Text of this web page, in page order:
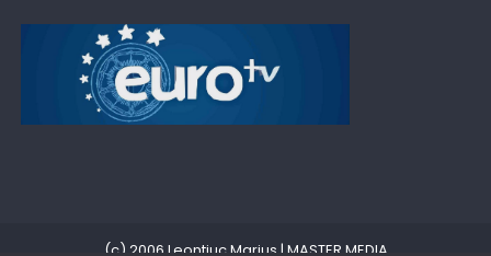
(c) 2006 Leontiuc Marius | MASTER MEDIA